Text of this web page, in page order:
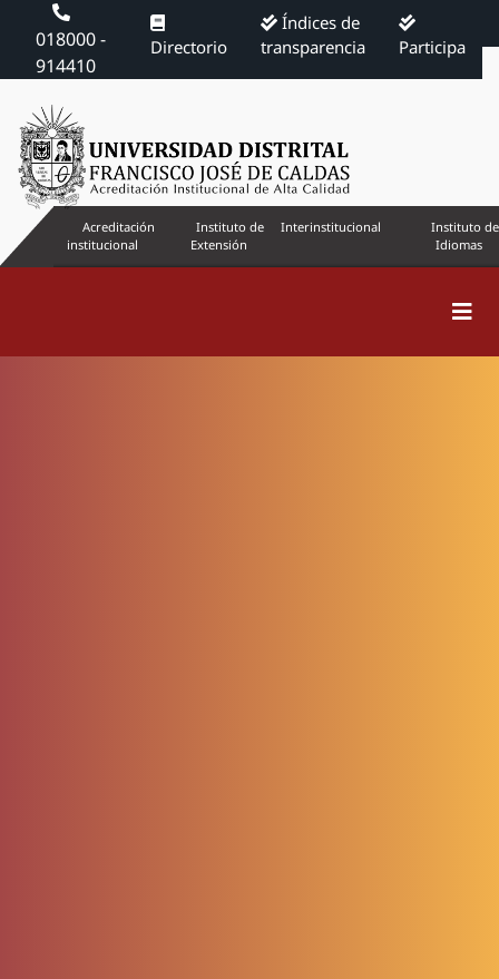
018000 -
914410
Directorio
Índices de
transparencia
Participa
Acreditación
institucional
Instituto de
Extensión
Interinstitucional
Instituto de
Idiomas